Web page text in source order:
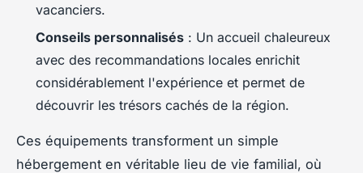
vacanciers.
Conseils personnalisés : Un accueil chaleureux
avec des recommandations locales enrichit
considérablement l'expérience et permet de
découvrir les trésors cachés de la région.
Ces équipements transforment un simple
hébergement en véritable lieu de vie familial, où